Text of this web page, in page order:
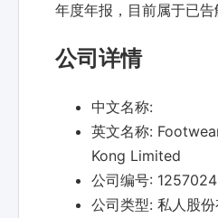
年度年报，目前属于已告
公司详情
中文名称:
英文名称:
Kong Limited
公司编号: 1257024
公司类型: 私人股